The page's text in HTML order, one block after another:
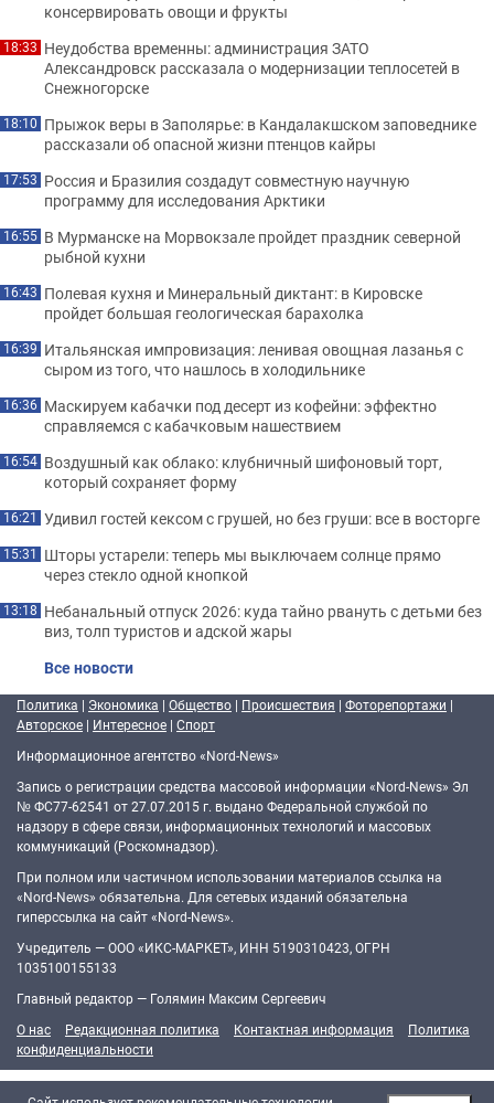
консервировать овощи и фрукты
18:33 Неудобства временны: администрация ЗАТО
Александровск рассказала о модернизации теплосетей в
Снежногорске
18:10 Прыжок веры в Заполярье: в Кандалакшском заповеднике
рассказали об опасной жизни птенцов кайры
17:53 Россия и Бразилия создадут совместную научную
программу для исследования Арктики
16:55 В Мурманске на Морвокзале пройдет праздник северной
рыбной кухни
16:43 Полевая кухня и Минеральный диктант: в Кировске
пройдет большая геологическая барахолка
16:39 Итальянская импровизация: ленивая овощная лазанья с
сыром из того, что нашлось в холодильнике
16:36 Маскируем кабачки под десерт из кофейни: эффектно
справляемся с кабачковым нашествием
16:54 Воздушный как облако: клубничный шифоновый торт,
который сохраняет форму
16:21 Удивил гостей кексом с грушей, но без груши: все в восторге
15:31 Шторы устарели: теперь мы выключаем солнце прямо
через стекло одной кнопкой
13:18 Небанальный отпуск 2026: куда тайно рвануть с детьми без
виз, толп туристов и адской жары
Все новости
Политика | Экономика | Общество | Происшествия | Фоторепортажи |
Авторское | Интересное | Спорт
Информационное агентство «Nord-News»
Запись о регистрации средства массовой информации «Nord-News» Эл
№ ФС77-62541 от 27.07.2015 г. выдано Федеральной службой по
надзору в сфере связи, информационных технологий и массовых
коммуникаций (Роскомнадзор).
При полном или частичном использовании материалов ссылка на
«Nord-News» обязательна. Для сетевых изданий обязательна
гиперссылка на сайт «Nord-News».
Учредитель — ООО «ИКС-МАРКЕТ», ИНН 5190310423, ОГРН
1035100155133
Главный редактор — Голямин Максим Сергеевич
О нас
Редакционная политика Контактная информация
Политика
конфиденциальности